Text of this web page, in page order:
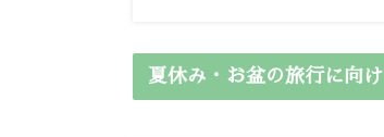
夏休み・お盆の旅行に向け